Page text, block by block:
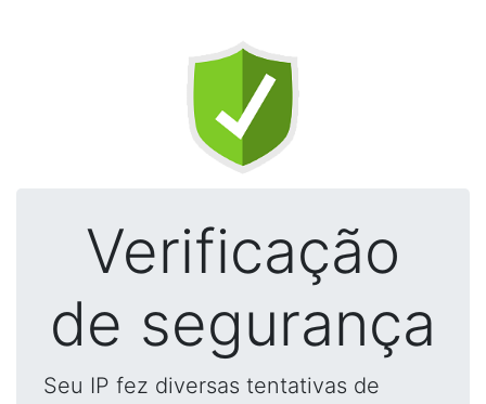
Verificação
de segurança
Seu IP fez diversas tentativas de